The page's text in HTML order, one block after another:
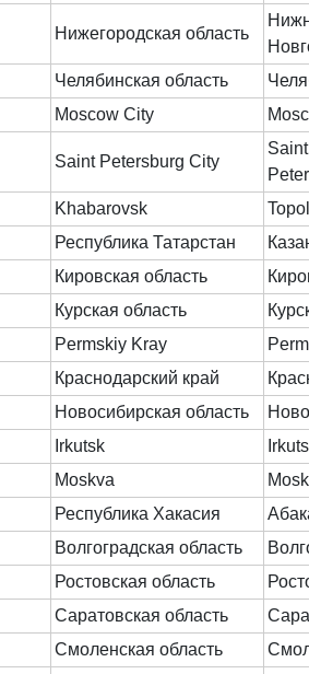
Нижегородская область
Челябинская область
Moscow City
Saint Petersburg City
Saint
Khabarovsk
Республика Татарстан
Кировская область
Курская область
Permskiy Kray
Краснодарский край
Новосибирская область
Irkutsk
Moskva
Республика Хакасия
Волгоградская область
Ростовская область
Саратовская область
Смоленская область